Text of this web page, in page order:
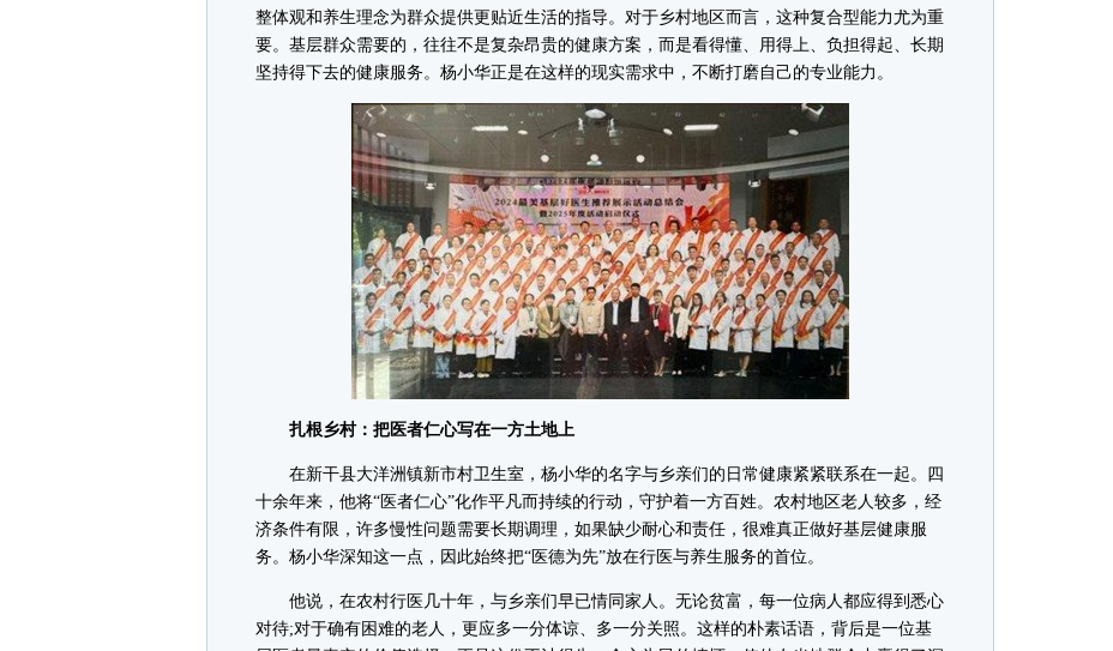
整体观和养生理念为群众提供更贴近生活的指导。对于乡村地区而言，这种复合型能力尤为重
要。基层群众需要的，往往不是复杂昂贵的健康方案，而是看得懂、用得上、负担得起、长期
坚持得下去的健康服务。杨小华正是在这样的现实需求中，不断打磨自己的专业能力。
扎根乡村：把医者仁心写在一方土地上
在新干县大洋洲镇新市村卫生室，杨小华的名字与乡亲们的日常健康紧紧联系在一起。四
十余年来，他将“医者仁心”化作平凡而持续的行动，守护着一方百姓。农村地区老人较多，经
济条件有限，许多慢性问题需要长期调理，如果缺少耐心和责任，很难真正做好基层健康服
务。杨小华深知这一点，因此始终把“医德为先”放在行医与养生服务的首位。
他说，在农村行医几十年，与乡亲们早已情同家人。无论贫富，每一位病人都应得到悉心
对待;对于确有困难的老人，更应多一分体谅、多一分关照。这样的朴素话语，背后是一位基